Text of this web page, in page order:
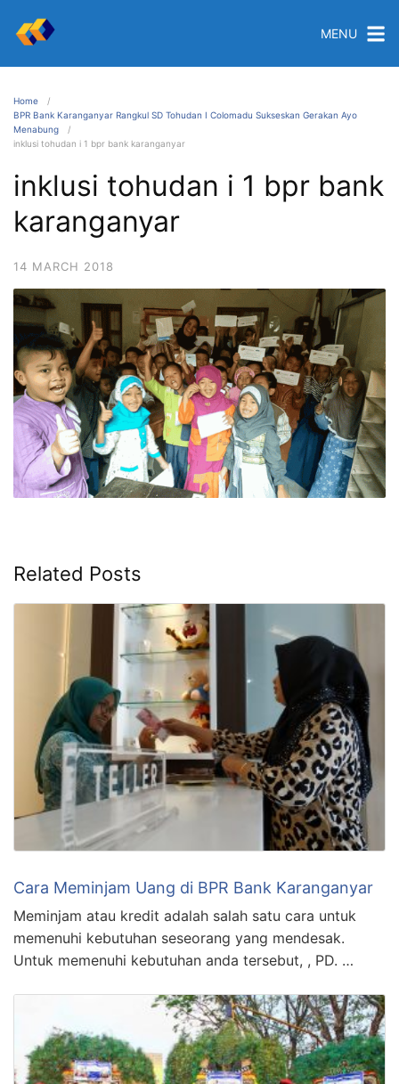
MENU
Home
BPR Bank Karanganyar Rangkul SD Tohudan I Colomadu Sukseskan Gerakan Ayo
Menabung
inklusi tohudan i 1 bpr bank karanganyar
inklusi tohudan i 1 bpr bank
karanganyar
14 MARCH 2018
Related Posts
Cara Meminjam Uang di BPR Bank Karanganyar
Meminjam atau kredit adalah salah satu cara untuk
memenuhi kebutuhan seseorang yang mendesak.
Untuk memenuhi kebutuhan anda tersebut, , PD. …